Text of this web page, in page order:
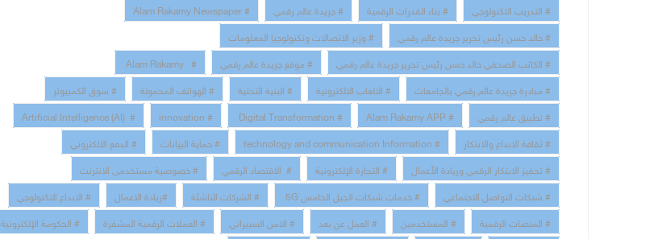
# التدريب التكنولوجي
# بناء القدرات الرقمية # جريدة عالم رقمي
# Alam Rakamy Newspaper
# خالد حسن رئيس تحرير جريدة عالم رقمي
# وزير الاتصالات وتكنولوجيا المعلومات
# الكاتب الصحفي خالد حسن رئيس تحرير جريدة عالم رقمي
# موقع جريدة عالم رقمي
# Alam Rakamy
# مبادرة جريدة عالم رقمي بالجامعات
# الالعاب الالكترونية # البنية التحتية # الهواتف المحمولة
# سوق الكمبيوتر
# تطبيق عالم رقمي
# Alam Rakamy APP
# Digital Transformation
# innovation
# Artificial Intelligence (AI)
# ثقافة الابداع والابتكار
# technology and communication Information # حماية البيانات
# الدفع الالكتروني
# تحفيز الابتكار الرقمي وريادة الأعمال
# التجارة الإلكترونية # الاقتصاد الرقمي
# خصوصية مستخدمى الانترنت
# شبكات التواصل الاجتماعي
# خدمات شبكات الجيل الخامس 5G # الشركات الناشئة #ريادة الاعمال
# الابداع التكنولوجي
# المنصات الرقمية
# المستخدمين # العمل عن بعد # الامن السبيراني # العملات الرقمية المشفرة
# الحكومة الإلكترونية